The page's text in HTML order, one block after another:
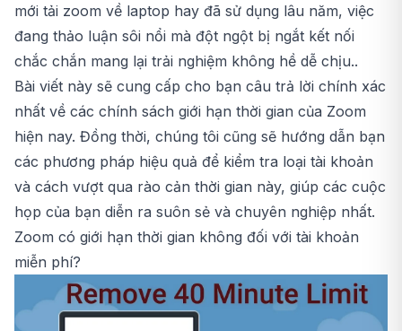
mới tải zoom về laptop hay đã sử dụng lâu năm, việc
đang thảo luận sôi nổi mà đột ngột bị ngắt kết nối
chắc chắn mang lại trải nghiệm không hề dễ chịu..
Bài viết này sẽ cung cấp cho bạn câu trả lời chính xác
nhất về các chính sách giới hạn thời gian của Zoom
hiện nay. Đồng thời, chúng tôi cũng sẽ hướng dẫn bạn
các phương pháp hiệu quả để kiểm tra loại tài khoản
và cách vượt qua rào cản thời gian này, giúp các cuộc
họp của bạn diễn ra suôn sẻ và chuyên nghiệp nhất.
Zoom có giới hạn thời gian không đối với tài khoản
miễn phí?